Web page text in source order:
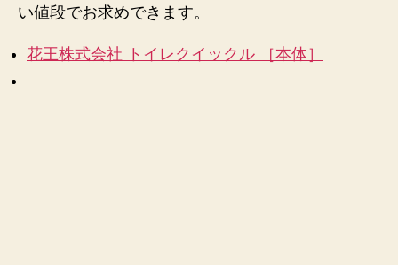
い値段でお求めできます。
花王株式会社 トイレクイックル ［本体］